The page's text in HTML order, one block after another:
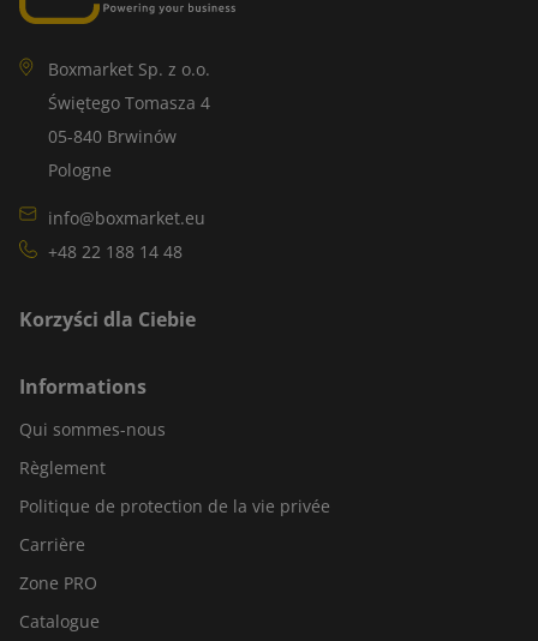
Boxmarket Sp. z o.o.
Świętego Tomasza 4
05-840 Brwinów
Pologne
info@boxmarket.eu
+48 22 188 14 48
Korzyści dla Ciebie
Informations
Qui sommes-nous
Règlement
Politique de protection de la vie privée
Carrière
Zone PRO
Catalogue